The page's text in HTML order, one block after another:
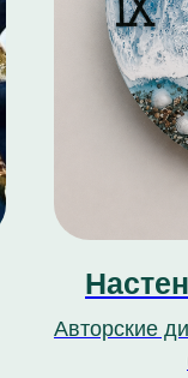
Авторские